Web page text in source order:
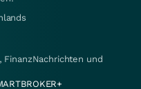
FinanzNachrichten und